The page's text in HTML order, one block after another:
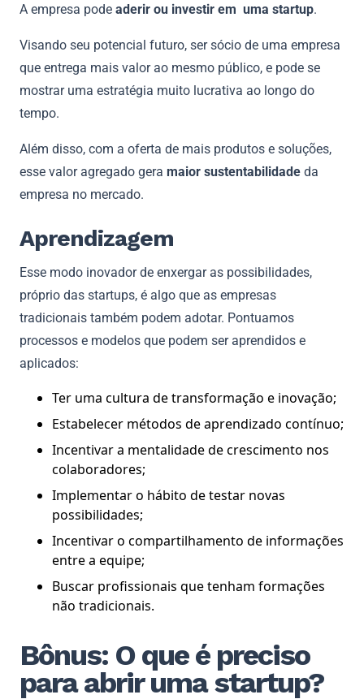
A empresa pode aderir ou investir em uma startup.
Visando seu potencial futuro, ser sócio de uma empresa
que entrega mais valor ao mesmo público, e pode se
mostrar uma estratégia muito lucrativa ao longo do
tempo.
Além disso, com a oferta de mais produtos e soluções,
esse valor agregado gera maior sustentabilidade da
empresa no mercado.
Aprendizagem
Esse modo inovador de enxergar as possibilidades,
próprio das startups, é algo que as empresas
tradicionais também podem adotar. Pontuamos
processos e modelos que podem ser aprendidos e
aplicados:
Ter uma cultura de transformação e inovação;
Estabelecer métodos de aprendizado contínuo;
Incentivar a mentalidade de crescimento nos
colaboradores;
Implementar o hábito de testar novas
possibilidades;
Incentivar o compartilhamento de informações
entre a equipe;
Buscar profissionais que tenham formações
não tradicionais.
Bônus: O que é preciso
para abrir uma startup?